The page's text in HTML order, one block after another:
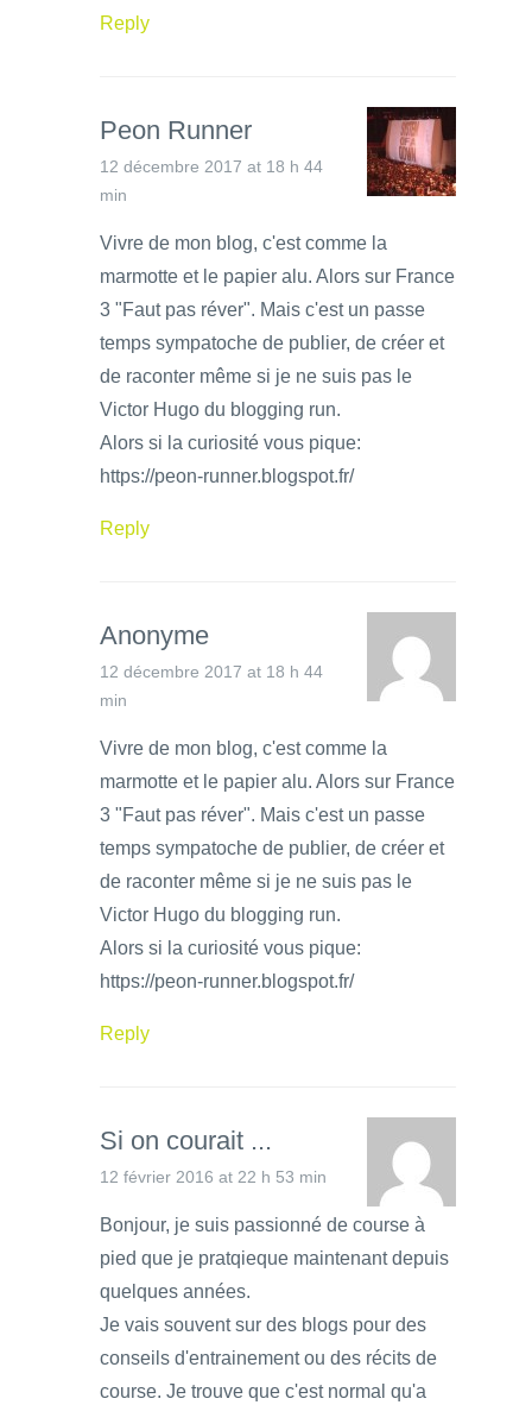
Reply
Peon Runner
12 décembre 2017 at 18 h 44
min
Vivre de mon blog, c'est comme la
marmotte et le papier alu. Alors sur France
3 "Faut pas réver". Mais c'est un passe
temps sympatoche de publier, de créer et
de raconter même si je ne suis pas le
Victor Hugo du blogging run.
Alors si la curiosité vous pique:
https://peon-runner.blogspot.fr/
Reply
Anonyme
12 décembre 2017 at 18 h 44
min
Vivre de mon blog, c'est comme la
marmotte et le papier alu. Alors sur France
3 "Faut pas réver". Mais c'est un passe
temps sympatoche de publier, de créer et
de raconter même si je ne suis pas le
Victor Hugo du blogging run.
Alors si la curiosité vous pique:
https://peon-runner.blogspot.fr/
Reply
Si on courait ...
12 février 2016 at 22 h 53 min
Bonjour, je suis passionné de course à
pied que je pratqieque maintenant depuis
quelques années.
Je vais souvent sur des blogs pour des
conseils d'entrainement ou des récits de
course. Je trouve que c'est normal qu'a